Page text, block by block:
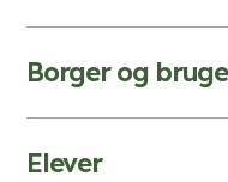
Borger og
Elever